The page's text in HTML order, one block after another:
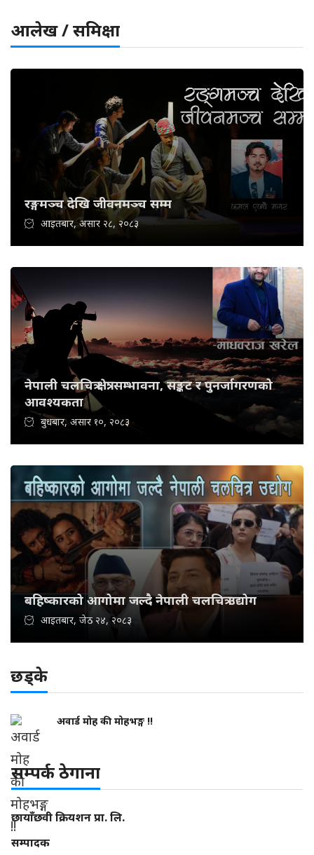
आलेख / समिक्षा
रङ्गमञ्च देखि जीवनमञ्च सम्म
आइतबार, असार २८, २०८३
नेपाली चलचित्र क्षेत्र: सम्भावना, सङ्कट र पुनर्जागरणको
आवश्यकता
बुधबार, असार १०, २०८३
बहिष्कारको आगोमा जल्दै नेपाली चलचित्र उद्योग
आइतबार, जेठ २४, २०८३
छड्के
अवार्ड मोह की मोहभङ्ग !!
सम्पर्क ठेगाना
छायाँछवी क्रियशन प्रा. लि.
सम्पादक